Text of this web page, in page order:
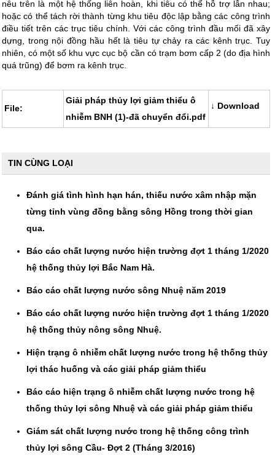
nêu trên là một hệ thống liên hoàn, khi tiêu có thể hỗ trợ lẫn nhau;
hoặc có thể tách rời thành từng khu tiêu độc lập bằng các công trình
điều tiết trên các trục tiêu chính. Với các công trình đầu mối đã xây
dựng, trong nội đồng hầu hết là tiêu tự chảy ra các kênh trục. Tuy
nhiên, có một số khu vực cục bộ cần có trạm bơm cấp 2 (do địa hình
quá trũng) để bơm ra kênh trục.
File:
Giải pháp thủy lợi giảm thiểu ô
nhiễm BNH (1)-đã chuyển đổi.pdf
↓ Download
TIN CÙNG LOẠI
Đánh giá tình hình hạn hán, thiếu nước xâm nhập mặn
từng tỉnh vùng đồng bằng sông Hồng trong thời gian
qua.
Báo cáo chất lượng nước hiện trường đợt 1 tháng 1/2020
hệ thống thủy lợi Bắc Nam Hà.
Báo cáo chất lượng nước sông Nhuệ năm 2019
Báo cáo chất lượng nước hiện trường đợt 1 tháng 1/2020
hệ thống thủy nông sông Nhuệ.
Hiện trạng ô nhiễm chất lượng nước trong hệ thống thủy
lợi thác huống và các giải pháp giảm thiểu
Báo cáo hiện trạng ô nhiễm chất lượng nước trong hệ
thống thủy lợi sông Nhuệ và các giải pháp giảm thiểu
Giám sát chất lượng nước trong hệ thống công trình
thủy lợi sông Cầu- Đợt 2 (Tháng 3/2016)